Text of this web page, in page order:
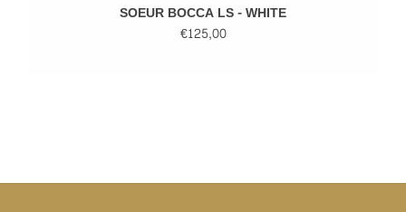
SOEUR BOCCA LS - WHITE
€125,00